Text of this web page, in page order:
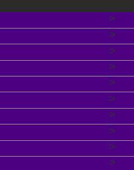
>
>
>
>
>
>
>
>
>
>